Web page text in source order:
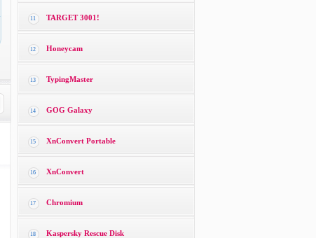
11 TARGET 3001!
12 Honeycam
13 TypingMaster
14 GOG Galaxy
15 XnConvert Portable
16 XnConvert
17 Chromium
18 Kaspersky Rescue Disk